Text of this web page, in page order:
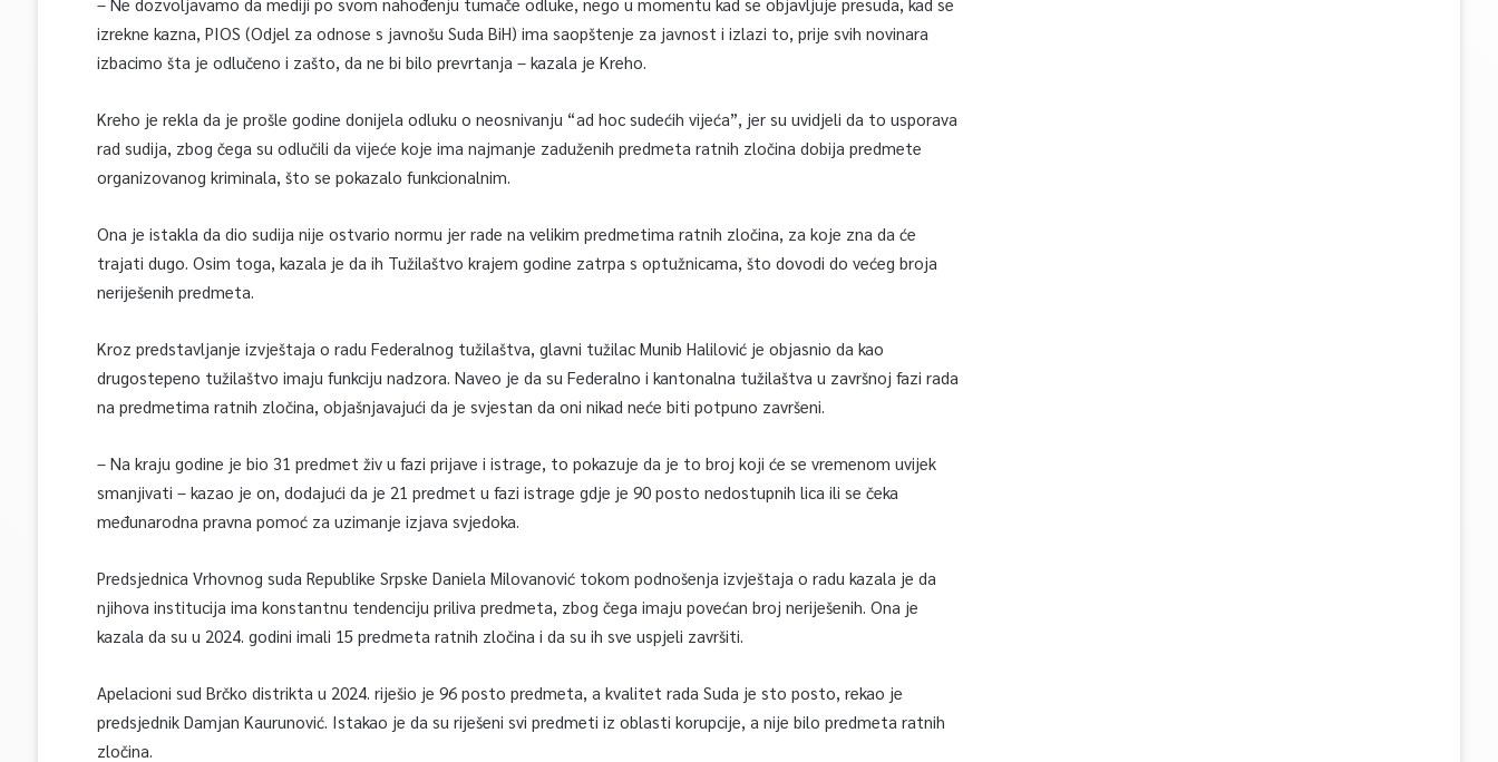
izrekne kazna, PIOS (Odjel za odnose s javnošu Suda BiH) ima saopštenje za javnost i izlazi to, prije svih novinara
izbacimo šta je odlučeno i zašto, da ne bi bilo prevrtanja – kazala je Kreho.
Kreho je rekla da je prošle godine donijela odluku o neosnivanju “ad hoc sudećih vijeća”, jer su uvidjeli da to usporava
rad sudija, zbog čega su odlučili da vijeće koje ima najmanje zaduženih predmeta ratnih zločina dobija predmete
organizovanog kriminala, što se pokazalo funkcionalnim.
Ona je istakla da dio sudija nije ostvario normu jer rade na velikim predmetima ratnih zločina, za koje zna da će
trajati dugo. Osim toga, kazala je da ih Tužilaštvo krajem godine zatrpa s optužnicama, što dovodi do većeg broja
neriješenih predmeta.
Kroz predstavljanje izvještaja o radu Federalnog tužilaštva, glavni tužilac Munib Halilović je objasnio da kao
drugostepeno tužilaštvo imaju funkciju nadzora. Naveo je da su Federalno i kantonalna tužilaštva u završnoj fazi rada
na predmetima ratnih zločina, objašnjavajući da je svjestan da oni nikad neće biti potpuno završeni.
– Na kraju godine je bio 31 predmet živ u fazi prijave i istrage, to pokazuje da je to broj koji će se vremenom uvijek
smanjivati – kazao je on, dodajući da je 21 predmet u fazi istrage gdje je 90 posto nedostupnih lica ili se čeka
međunarodna pravna pomoć za uzimanje izjava svjedoka.
Predsjednica Vrhovnog suda Republike Srpske Daniela Milovanović tokom podnošenja izvještaja o radu kazala je da
njihova institucija ima konstantnu tendenciju priliva predmeta, zbog čega imaju povećan broj neriješenih. Ona je
kazala da su u 2024. godini imali 15 predmeta ratnih zločina i da su ih sve uspjeli završiti.
Apelacioni sud Brčko distrikta u 2024. riješio je 96 posto predmeta, a kvalitet rada Suda je sto posto, rekao je
predsjednik Damjan Kaurunović. Istakao je da su riješeni svi predmeti iz oblasti korupcije, a nije bilo predmeta ratnih
zločina.